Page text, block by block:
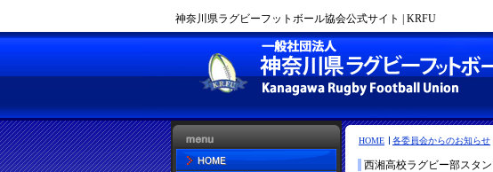
神奈川県ラグビーフットボール協会公式サイト | KRFU
HOME 各委員会からのお知らせ
西湘高校ラグビー部スタ